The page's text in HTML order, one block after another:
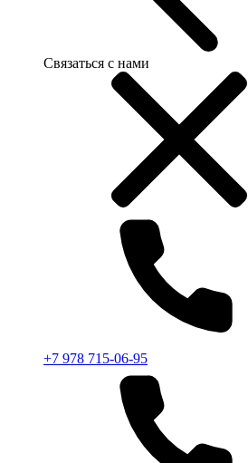
Связаться с нами
+7 978 715-06-95